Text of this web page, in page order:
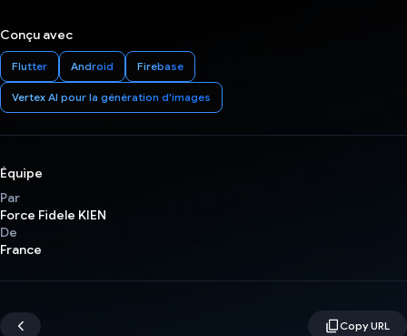
Conçu avec
Flutter Android Firebase
Vertex AI pour la génération d'images
Équipe
Par
Force Fidele KIEN
De
France